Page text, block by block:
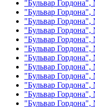
"Бульвар Гордона",
"Бульвар Гордона",
"Бульвар Гордона",
"Бульвар Гордона",
"Бульвар Гордона",
"Бульвар Гордона",
"Бульвар Гордона",
"Бульвар Гордона",
"Бульвар Гордона",
"Бульвар
"Бульвар
"Бульвар